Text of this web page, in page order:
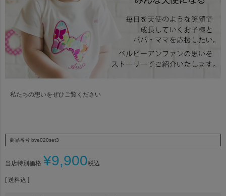
一升餅サイズ
私たちの想いをぜひご覧ください
商品番号 bve020set3
当店特別価格 ¥9,900税込
送料込